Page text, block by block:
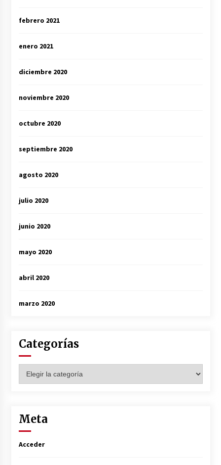
febrero 2021
enero 2021
diciembre 2020
noviembre 2020
octubre 2020
septiembre 2020
agosto 2020
julio 2020
junio 2020
mayo 2020
abril 2020
marzo 2020
Categorías
Meta
Acceder